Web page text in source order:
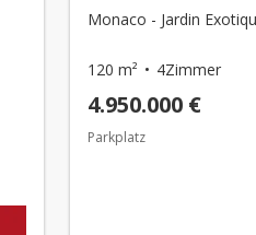
Monaco - Jardin
120 m² 4Zimmer
4.950.000 €
Parkplatz